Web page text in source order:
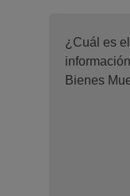
¿Cuál es
Bienes